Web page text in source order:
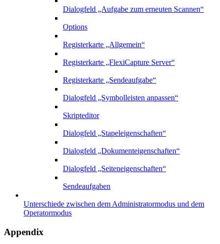
Dialogfeld „Aufgabe zum erneuten Scannen“
Options
Registerkarte „Allgemein“
Registerkarte „FlexiCapture Server“
Registerkarte „Sendeaufgabe“
Dialogfeld „Symbolleisten anpassen“
Skripteditor
Dialogfeld „Stapeleigenschaften“
Dialogfeld „Dokumenteigenschaften“
Dialogfeld „Seiteneigenschaften“
Sendeaufgaben
Unterschiede zwischen dem Administratormodus und dem
Operatormodus
Appendix